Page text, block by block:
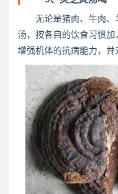
无论是猪肉、牛肉、
汤，按各自的饮食习惯加
增强机体的抗病能力，并